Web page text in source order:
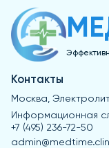
Контакты
Москва,
Информационная
+7 (495) 236-72-50